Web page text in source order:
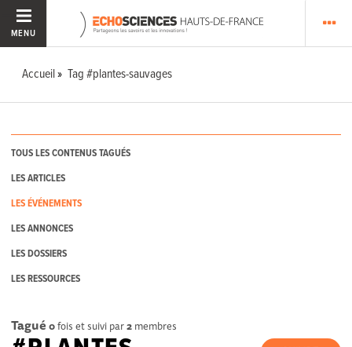
MENU
Accueil Tag #plantes-sauvages
TOUS LES CONTENUS TAGUÉS
LES ARTICLES
LES ÉVÉNEMENTS
LES ANNONCES
LES DOSSIERS
LES RESSOURCES
Tagué 0fois et suivi par2 membres